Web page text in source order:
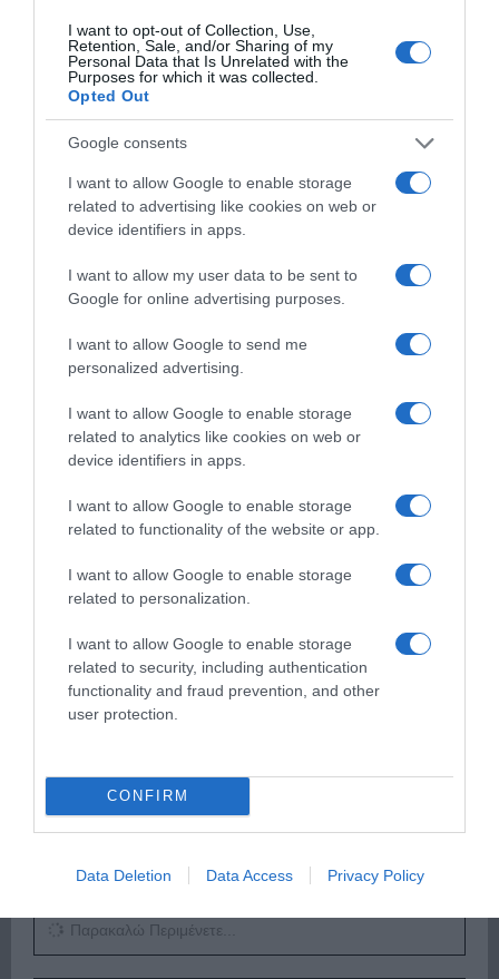
I want to opt-out of Collection, Use,
Retention, Sale, and/or Sharing of my
Personal Data that Is Unrelated with the
Purposes for which it was collected.
Opted Out
Google consents
I want to allow Google to enable storage
related to advertising like cookies on web or
device identifiers in apps.
I want to allow my user data to be sent to
Google for online advertising purposes.
I want to allow Google to send me
personalized advertising.
I want to allow Google to enable storage
related to analytics like cookies on web or
device identifiers in apps.
I want to allow Google to enable storage
related to functionality of the website or app.
I want to allow Google to enable storage
related to personalization.
I want to allow Google to enable storage
related to security, including authentication
functionality and fraud prevention, and other
user protection.
CONFIRM
Data Deletion Data Access Privacy Policy
Παρακαλώ Περιμένετε...
ΔΕΥΤΕΡΑ – ΡΕΜΟΣ ΑΝΤΩΝΗΣ
Παρακαλώ Περιμένετε...
ΕΞΑΙΡΕΣΗ – ΒΙΣΣΗ ΑΝΝΑ
Παρακαλώ Περιμένετε...